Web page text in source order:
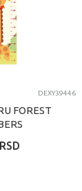
DEXY39446
FOREST
RSD